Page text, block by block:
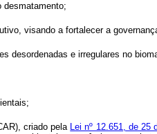
desmatamento;
visando a fortalecer a
desordenadas e irregulares no
criado pela Lei nº 12.651, de 25